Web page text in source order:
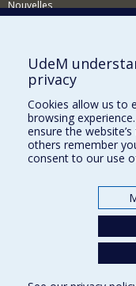
Nouvelles
Comment soutenir le
BESOIN D'AIDE?
Plan du site
Signaler une erreur
Accessibilité
Nos départements et écoles
UdeM
privacy
Cookies allow us to
browsing
ensure the
others remember
consent to our use